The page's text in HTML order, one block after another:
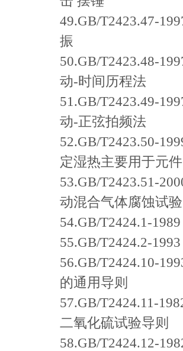
49.GB/T2423.47-
振
50.GB/T2423.48-
动-时间历程法
51.GB/T2423.49-
动-正弦拍频法
52.GB/T2423.50-
定湿热主要用于元
53.GB/T2423.51-
动混合气体腐蚀试验
54.GB/T2424.1-
55.GB/T2424.2-
56.GB/T2424.10-
的通用导则
57.GB/T2424.11-
二氧化硫试验导则
58.GB/T2424.12-